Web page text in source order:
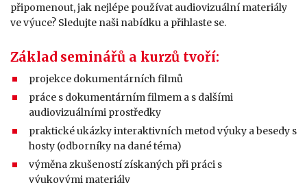
připomenout, jak nejlépe používat audiovizuální materiály
ve výuce? Sledujte naši nabídku a přihlaste se.
Základ seminářů a kurzů tvoří:
projekce dokumentárních filmů
práce s dokumentárním filmem a s dalšími
audiovizuálními prostředky
praktické ukázky interaktivních metod výuky a besedy s
hosty (odborníky na dané téma)
výměna zkušeností získaných při práci s
výukovými materiály